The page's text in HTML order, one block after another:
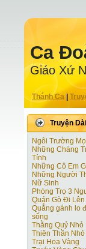
Ca
Giáo Xứ
Thánh Ca
Truyện Dài
Ngôi Trường
Những Chàng
Tính
Những Cô Em
Những Người
Nữ Sinh
Phòng Trọ 3
Quán Gò Đi Lên
Quẳng gánh lo
sống
Thằng Quỷ Nhỏ
Thiên Thần Nhỏ
Trại Hoa Vàng